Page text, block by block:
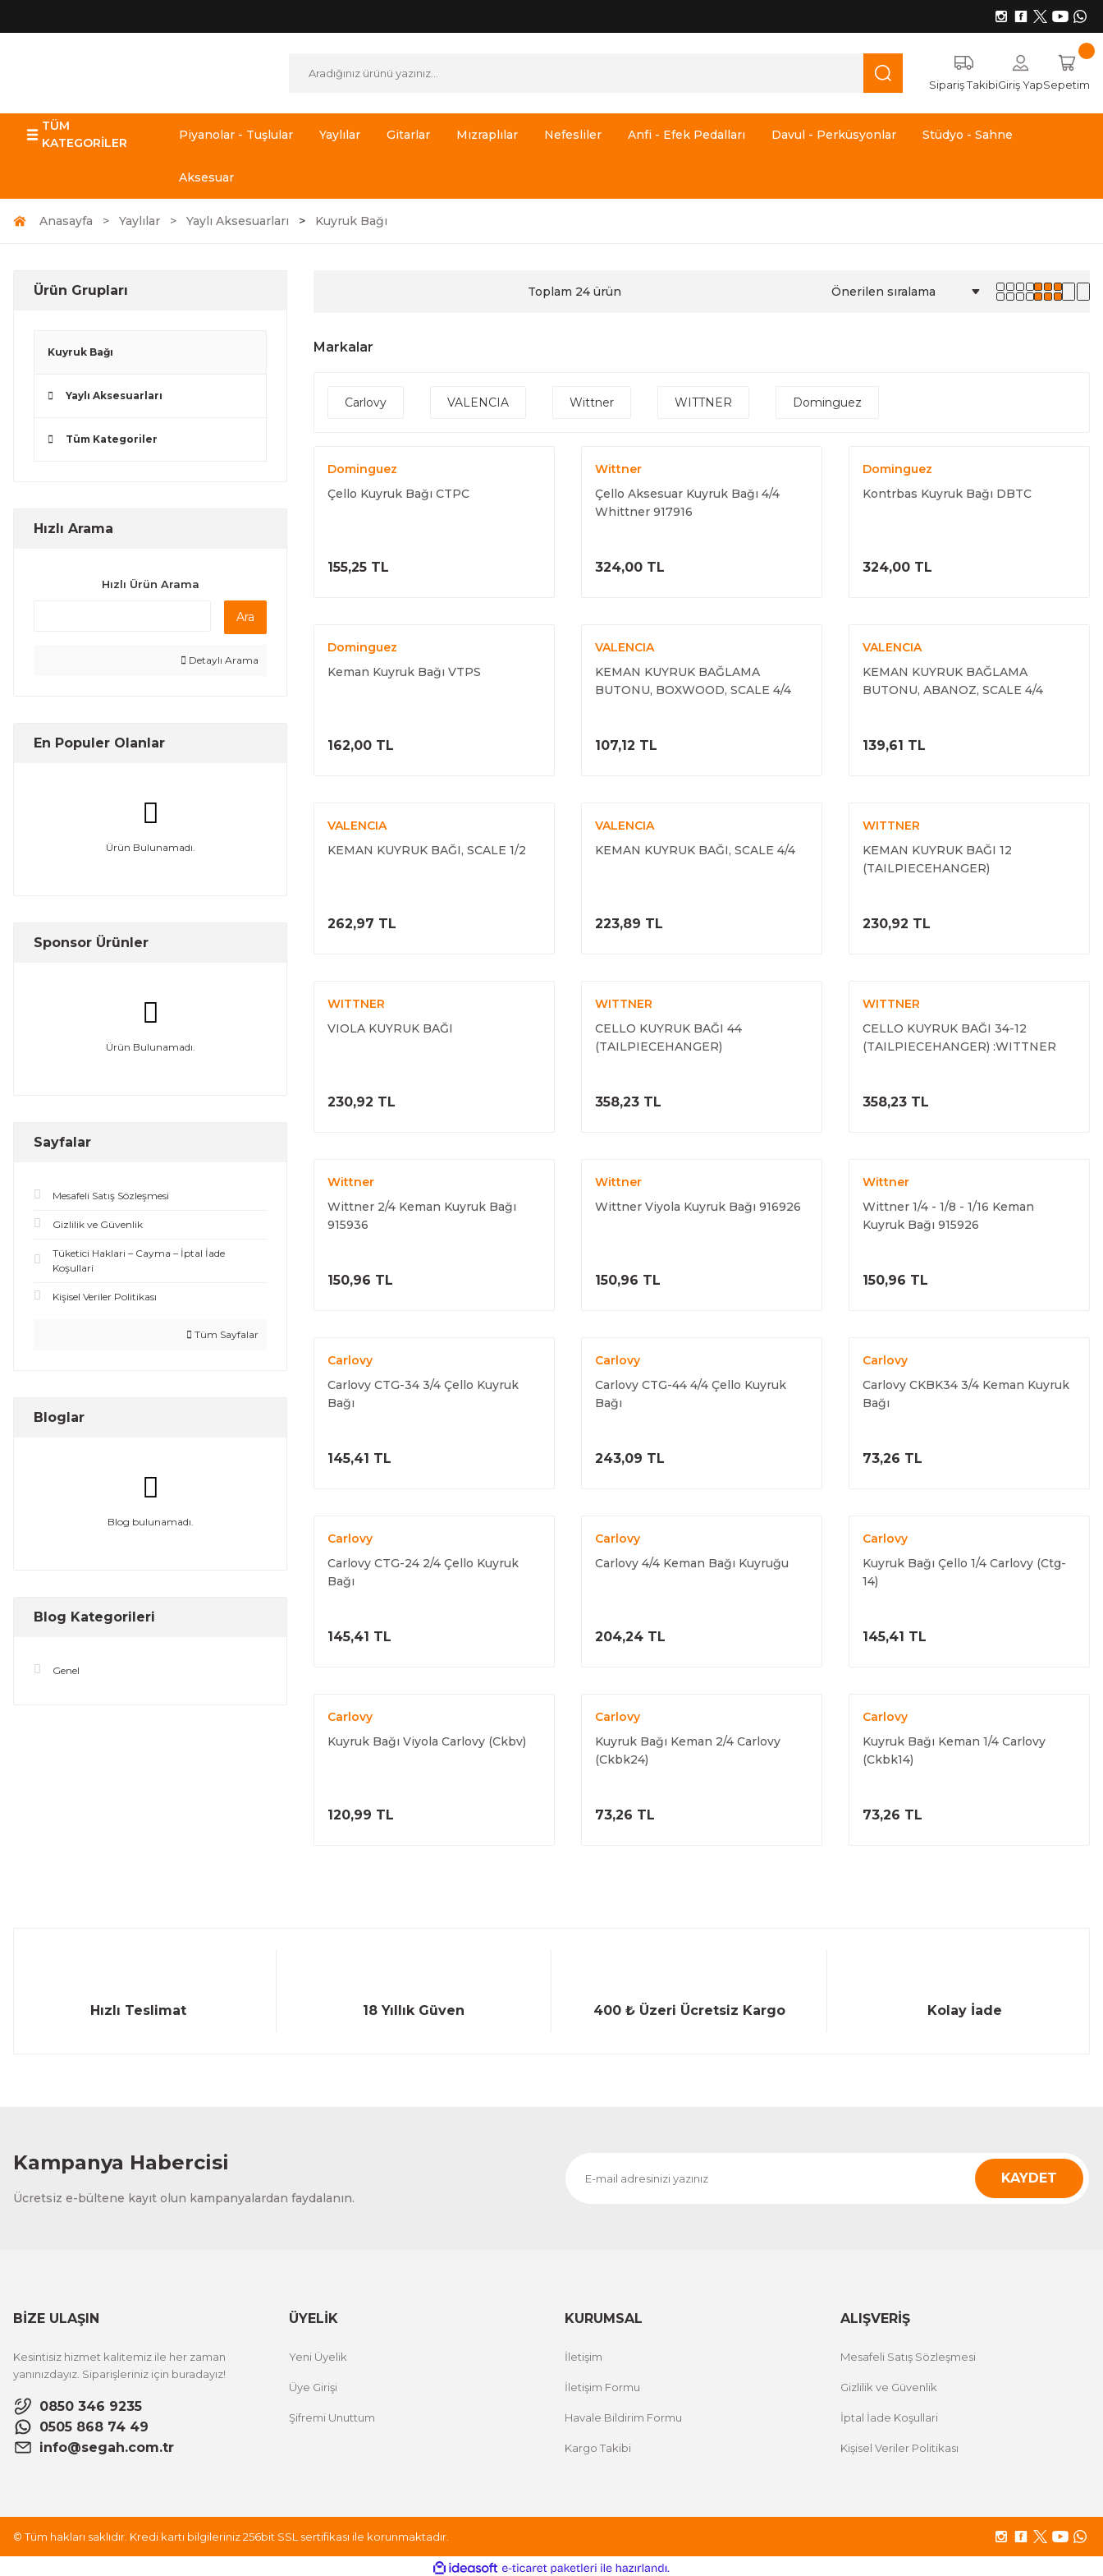
Sipariş TakibiGiriş YapSepetim
TÜM
KATEGORİLER
Piyanolar - Tuşlular Yaylılar Gitarlar Mızraplılar Nefesliler Anfi - Efek Pedalları Davul - Perküsyonlar Stüdyo - Sahne
Aksesuar
Anasayfa Yaylılar Yaylı Aksesuarları Kuyruk Bağı
Ürün Grupları
Kuyruk Bağı
Yaylı Aksesuarları
Tüm Kategoriler
Hızlı Arama
Hızlı Ürün Arama
Ara
Detaylı Arama
En Populer Olanlar
Ürün Bulunamadı.
Sponsor Ürünler
Ürün Bulunamadı.
Sayfalar
Mesafeli Satış Sözleşmesi
Gizlilik ve Güvenlik
Tüketici Haklari – Cayma – İptal İade
Koşullari
Kişisel Veriler Politikası
Tüm Sayfalar
Bloglar
Blog bulunamadı.
Blog Kategorileri
Genel
Toplam 24 ürün
Markalar
Carlovy VALENCIA Wittner WITTNER Dominguez
Dominguez
Çello Kuyruk Bağı CTPC
155,25 TL
ÜRÜNÜ İNCELE
Wittner
Çello Aksesuar Kuyruk Bağı 4/4
Whittner 917916
324,00 TL
ÜRÜNÜ İNCELE
Dominguez
Kontrbas Kuyruk Bağı DBTC
324,00 TL
ÜRÜNÜ İNCELE
Dominguez
Keman Kuyruk Bağı VTPS
162,00 TL
ÜRÜNÜ İNCELE
VALENCIA
KEMAN KUYRUK BAĞLAMA
BUTONU, BOXWOOD, SCALE 4/4
107,12 TL
ÜRÜNÜ İNCELE
VALENCIA
KEMAN KUYRUK BAĞLAMA
BUTONU, ABANOZ, SCALE 4/4
139,61 TL
ÜRÜNÜ İNCELE
VALENCIA
KEMAN KUYRUK BAĞI, SCALE 1/2
262,97 TL
ÜRÜNÜ İNCELE
VALENCIA
KEMAN KUYRUK BAĞI, SCALE 4/4
223,89 TL
ÜRÜNÜ İNCELE
WITTNER
KEMAN KUYRUK BAĞI 12
(TAILPIECEHANGER)
230,92 TL
ÜRÜNÜ İNCELE
WITTNER
VIOLA KUYRUK BAĞI
230,92 TL
ÜRÜNÜ İNCELE
WITTNER
CELLO KUYRUK BAĞI 44
(TAILPIECEHANGER)
358,23 TL
ÜRÜNÜ İNCELE
WITTNER
CELLO KUYRUK BAĞI 34-12
(TAILPIECEHANGER) :WITTNER
358,23 TL
ÜRÜNÜ İNCELE
Wittner
Wittner 2/4 Keman Kuyruk Bağı
915936
150,96 TL
ÜRÜNÜ İNCELE
Wittner
Wittner Viyola Kuyruk Bağı 916926
150,96 TL
ÜRÜNÜ İNCELE
Wittner
Wittner 1/4 - 1/8 - 1/16 Keman
Kuyruk Bağı 915926
150,96 TL
ÜRÜNÜ İNCELE
Carlovy
Carlovy CTG-34 3/4 Çello Kuyruk
Bağı
145,41 TL
ÜRÜNÜ İNCELE
Carlovy
Carlovy CTG-44 4/4 Çello Kuyruk
Bağı
243,09 TL
ÜRÜNÜ İNCELE
Carlovy
Carlovy CKBK34 3/4 Keman Kuyruk
Bağı
73,26 TL
ÜRÜNÜ İNCELE
Carlovy
Carlovy CTG-24 2/4 Çello Kuyruk
Bağı
145,41 TL
ÜRÜNÜ İNCELE
Carlovy
Carlovy 4/4 Keman Bağı Kuyruğu
204,24 TL
ÜRÜNÜ İNCELE
Carlovy
Kuyruk Bağı Çello 1/4 Carlovy (Ctg-
14)
145,41 TL
ÜRÜNÜ İNCELE
Carlovy
Kuyruk Bağı Viyola Carlovy (Ckbv)
120,99 TL
ÜRÜNÜ İNCELE
Carlovy
Kuyruk Bağı Keman 2/4 Carlovy
(Ckbk24)
73,26 TL
ÜRÜNÜ İNCELE
Carlovy
Kuyruk Bağı Keman 1/4 Carlovy
(Ckbk14)
73,26 TL
ÜRÜNÜ İNCELE
Hızlı Teslimat 18 Yıllık Güven 400 ₺ Üzeri Ücretsiz Kargo Kolay İade
Kampanya Habercisi
Ücretsiz e-bültene kayıt olun kampanyalardan faydalanın.
KAYDET
BİZE ULAŞIN
Kesintisiz hizmet kalitemiz ile her zaman
yanınızdayız. Siparişleriniz için buradayız!
0850 346 9235
0505 868 74 49
info@segah.com.tr
ÜYELİK
Yeni Üyelik
Üye Girişi
Şifremi Unuttum
KURUMSAL
İletişim
İletişim Formu
Havale Bildirim Formu
Kargo Takibi
ALIŞVERİŞ
Mesafeli Satış Sözleşmesi
Gizlilik ve Güvenlik
İptal İade Koşullari
Kişisel Veriler Politikası
© Tüm hakları saklıdır. Kredi kartı bilgileriniz 256bit SSL sertifikası ile korunmaktadır.
ideasoft e-